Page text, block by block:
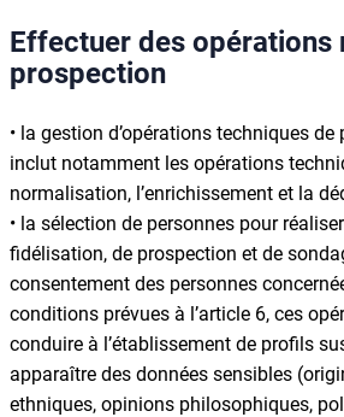
Effectuer des opérations
prospection
• la gestion d’opérations techniques
inclut notamment les opérations
normalisation, l’enrichissement et la
• la sélection de personnes pour
fidélisation, de prospection et de
consentement des personnes
conditions prévues à l’article 6, ces
conduire à l’établissement de profils
apparaître des données sensibles
ethniques, opinions philosophiques,